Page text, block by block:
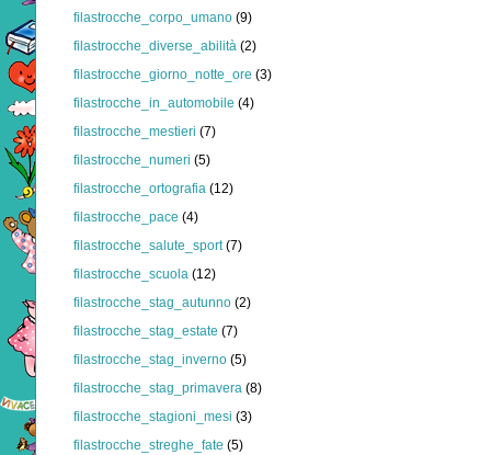
filastrocche_corpo_umano (9)
filastrocche_diverse_abilità (2)
filastrocche_giorno_notte_ore (3)
filastrocche_in_automobile (4)
filastrocche_mestieri (7)
filastrocche_numeri (5)
filastrocche_ortografia (12)
filastrocche_pace (4)
filastrocche_salute_sport (7)
filastrocche_scuola (12)
filastrocche_stag_autunno (2)
filastrocche_stag_estate (7)
filastrocche_stag_inverno (5)
filastrocche_stag_primavera (8)
filastrocche_stagioni_mesi (3)
filastrocche_streghe_fate (5)